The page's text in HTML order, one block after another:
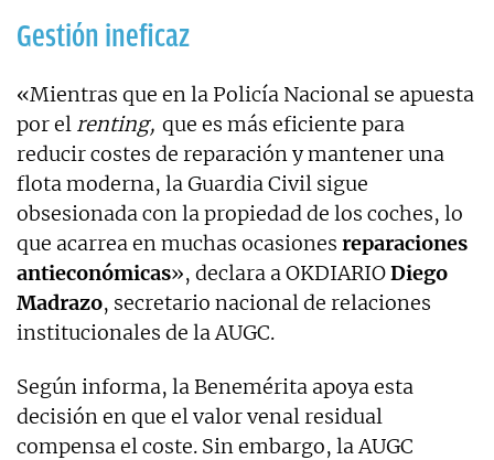
Gestión ineficaz
«Mientras que en la Policía Nacional se apuesta
por el renting, que es más eficiente para
reducir costes de reparación y mantener una
flota moderna, la Guardia Civil sigue
obsesionada con la propiedad de los coches, lo
que acarrea en muchas ocasiones reparaciones
antieconómicas», declara a OKDIARIODiego
Madrazo, secretario nacional de relaciones
institucionales de la AUGC.
Según informa, la Benemérita apoya esta
decisión en que el valor venal residual
compensa el coste. Sin embargo, la AUGC